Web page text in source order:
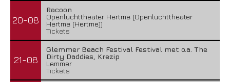
20-08
Racoon
Openluchttheater Hertme (Openluchttheater
Hertme (Hertme))
Tickets
21-08
Glemmer Beach Festival Festival met o.a. The
Dirty Daddies, Krezip
Lemmer
Tickets